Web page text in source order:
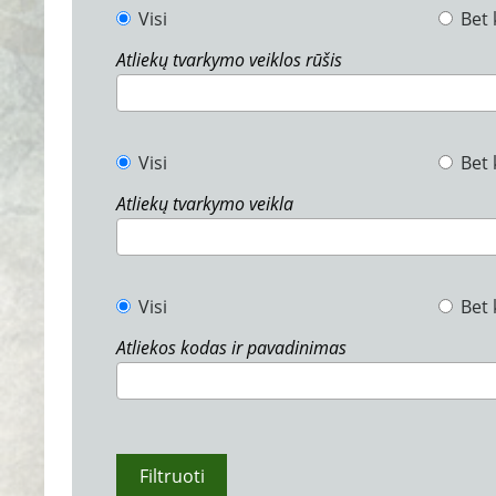
Visi
Bet
Atliekų tvarkymo veiklos rūšis
Visi
Bet
Atliekų tvarkymo veikla
Visi
Bet
Atliekos kodas ir pavadinimas
Filtruoti